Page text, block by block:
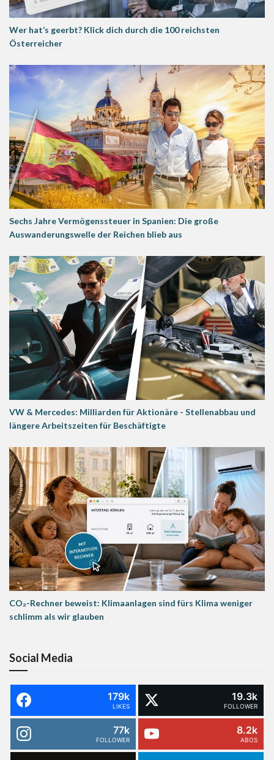
Wer hat’s geerbt? Klick dich durch die 100 reichsten
Österreicher
Sechs Jahre Vermögenssteuer in Spanien: Die große
Auswanderungswelle der Reichen blieb aus
VW & Mercedes: Milliarden für Aktionäre - Stellenabbau und
längere Arbeitszeiten für Beschäftigte
CO₂-Rechner beweist: Klimaanlagen sind fürs Klima weniger
schlimm als wir glauben
Social Media
179k
LIKES
19.3k
FOLLOWER
77k
FOLLOWER
8.2k
ABOS